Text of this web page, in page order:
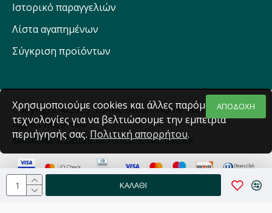
ΚΑΛΆΘΙ
Ιστορικό παραγγελιών
Λίστα αγαπημένων
Σύγκριση προϊόντων
Copyright ©2025 TSAROUHIS - Home Stores - All
Rights Reserved
κατασκευή eshop Reweb Digital Agency
ΑΠΟΔΟΧΗ
Χρησιμοποιούμε cookies και άλλες παρόμοιες
τεχνολογίες για να βελτιώσουμε την εμπειρία
περιήγησής σας.Πολιτική απορρήτου.